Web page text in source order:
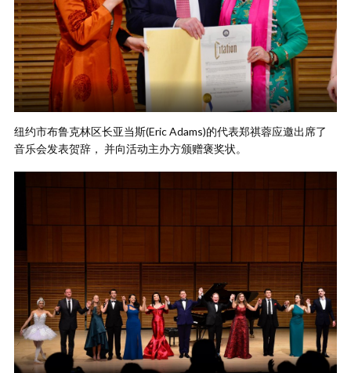
纽约市布鲁克林区长亚当斯(Eric Adams)的代表郑祺蓉应邀出席了
音乐会发表贺辞， 并向活动主办方颁赠褒奖状。